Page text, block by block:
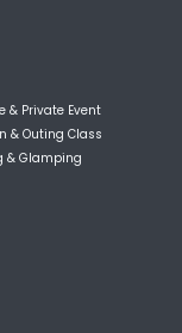
& Private Event
& Outing Class
& Glamping